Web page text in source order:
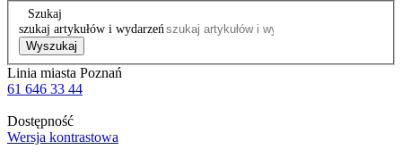
Szukaj
szukaj artykułów i wydarzeń
Wyszukaj
Linia miasta Poznań
61 646 33 44
Dostępność
Wersja kontrastowa